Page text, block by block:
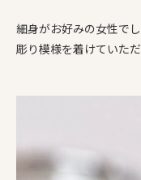
細身がお好みの女性で
彫り模様を着けていた